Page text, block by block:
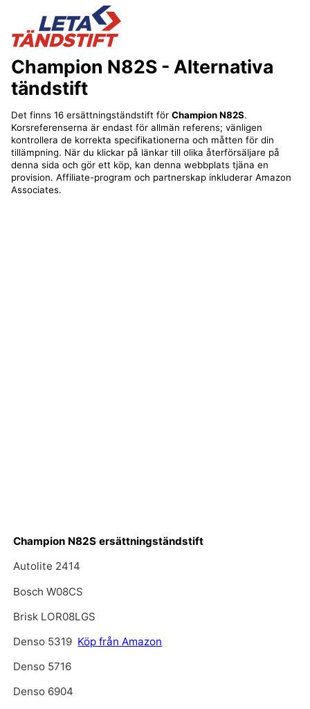
Champion N82S- Alternativa
tändstift
Det finns 16 ersättningständstift för Champion N82S.
Korsreferenserna är endast för allmän referens; vänligen
kontrollera de korrekta specifikationerna och måtten för din
tillämpning. När du klickar på länkar till olika återförsäljare på
denna sida och gör ett köp, kan denna webbplats tjäna en
provision. Affiliate-program och partnerskap inkluderar Amazon
Associates.
Champion N82S ersättningständstift
Autolite 2414
Bosch W08CS
Brisk LOR08LGS
Denso 5319 Köp från Amazon
Denso 5716
Denso 6904